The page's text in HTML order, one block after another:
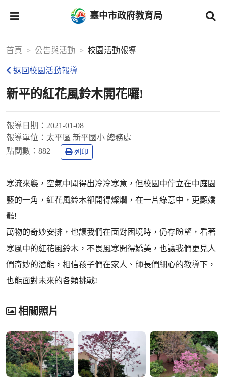
臺中市政府教育局
首頁 公告與活動 校園活動報導
返回校園活動報導
新平的紅花風鈴木開花囉!
報導日期： 2021-01-08
報導單位： 太平區 新平國小 總務處
點閱數： 882 列印
寒流來襲，空氣中聞得出冷冷寒意，但校園中佇立在中庭園
藝的一角，紅花風鈴木卻開得燦爛，在一片綠意中，更顯嬌
豔!
萬物的奇妙安排，也讓我們在面對困境時，仍存盼望，看著
寒風中的紅花風鈴木，不畏風寒開得嬌美，也讓我們更見人
們奇妙的潛能，相信孩子們在家人、師長們細心的教導下，
也能面對未來的各類挑戰!
相關照片